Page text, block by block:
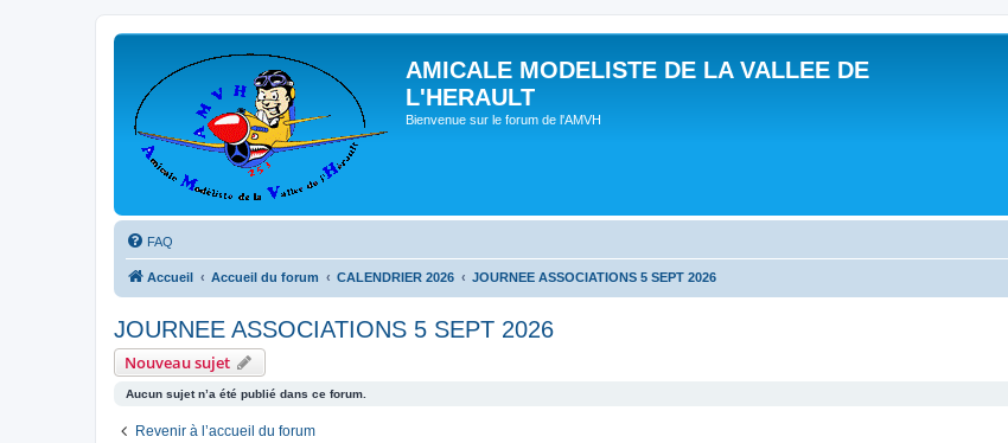
AMICALE MODELISTE DE LA VALLEE DE
L'HERAULT
Bienvenue sur le forum de l'AMVH
FAQ
Accueil Accueil du forum CALENDRIER 2026 JOURNEE ASSOCIATIONS 5 SEPT 2026
JOURNEE ASSOCIATIONS 5 SEPT 2026
Nouveau sujet
Aucun sujet n’a été publié dans ce forum.
Revenir à l’accueil du forum